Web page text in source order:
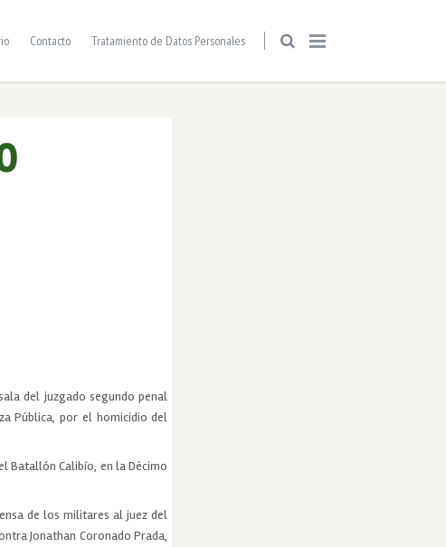
Contacto Tratamiento de Datos Personales
del juzgado segundo penal
Pública, por el homicidio del
Batallón Calibío, en la Décimo
de los militares al juez del
Jonathan Coronado Prada,